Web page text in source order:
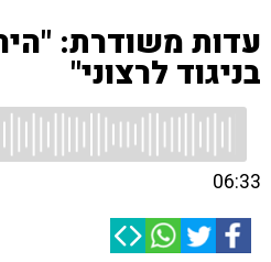
עדות משודרת:
בניגוד לרצוני"
06:33